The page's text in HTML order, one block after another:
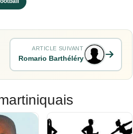
ARTICLE SUIVANT
Romario Barthéléry